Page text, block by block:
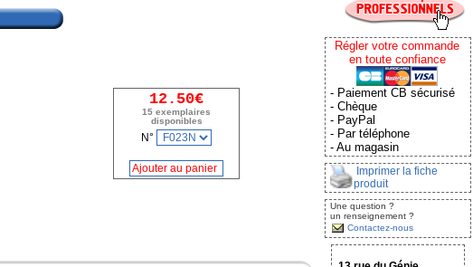
12.50€
15 exemplaires
disponibles
N°
Régler votre commande
en toute confiance
- Paiement CB sécurisé
- Chèque
- PayPal
- Par téléphone
- Au magasin
Imprimer la fiche
produit
Une question ?
un renseignement ?
Contactez-nous